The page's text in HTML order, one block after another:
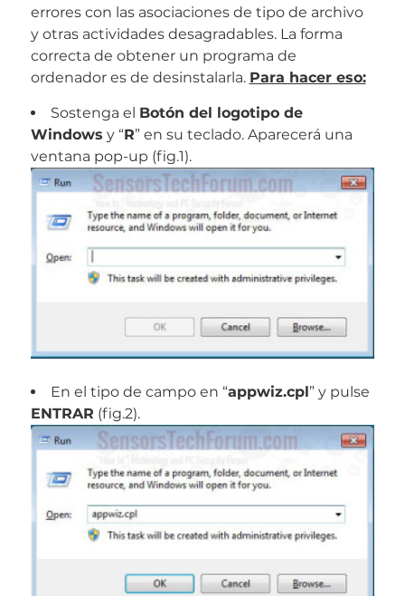
errores con las asociaciones de tipo de archivo
y otras actividades desagradables. La forma
correcta de obtener un programa de
ordenador es de desinstalarla. Para hacer eso:
Sostenga el Botón del logotipo de
Windows y “R” en su teclado. Aparecerá una
ventana pop-up (fig.1).
En el tipo de campo en “appwiz.cpl” y pulse
ENTRAR (fig.2).